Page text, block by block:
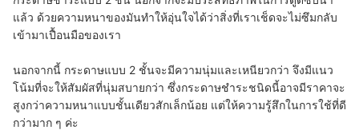
แล้ว ด้วยความหนาของมันทำให้อุ่นใจได้ว่าสิ่งที่เราเช็ดจะไม่ซึมกลับ
เข้ามาเปื้อนมือของเรา
นอกจากนี้ กระดาษแบบ 2 ชั้นจะมีความนุ่มและเหนียวกว่า จึงมีแนว
โน้มที่จะให้สัมผัสที่นุ่มสบายกว่า ซึ่งกระดาษชำระชนิดนี้อาจมีราคาจะ
สูงกว่าความหนาแบบชั้นเดียวสักเล็กน้อย แต่ให้ความรู้สึกในการใช้ที่ดี
กว่ามาก ๆ ค่ะ